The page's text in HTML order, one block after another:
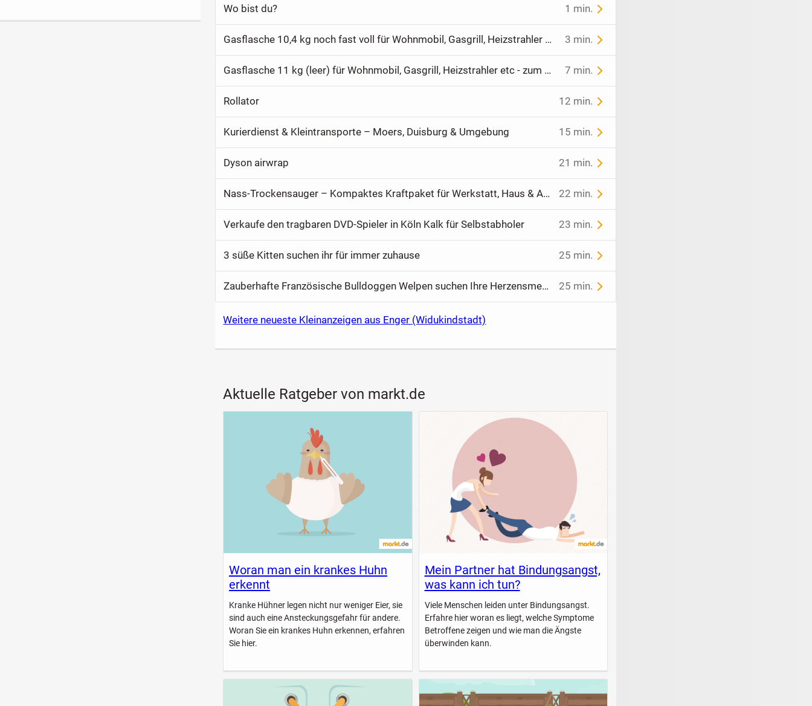
Wo bist du? 1 min.
Gasflasche 10,4 kg noch fast voll für Wohnmobil, Gasgrill, Heizstrahler etc 3 min.
Gasflasche 11 kg (leer) für Wohnmobil, Gasgrill, Heizstrahler etc - zum Wiederbefüllen in jedem Baumarkt 7 min.
Rollator 12 min.
Kurierdienst & Kleintransporte – Moers, Duisburg & Umgebung 15 min.
Dyson airwrap 21 min.
Nass-Trockensauger – Kompaktes Kraftpaket für Werkstatt, Haus & Auto 22 min.
Verkaufe den tragbaren DVD-Spieler in Köln Kalk für Selbstabholer 23 min.
3 süße Kitten suchen ihr für immer zuhause 25 min.
Zauberhafte Französische Bulldoggen Welpen suchen Ihre Herzensmenschen 25 min.
Weitere neueste Kleinanzeigen aus Enger (Widukindstadt)
Aktuelle Ratgeber von markt.de
Woran man ein krankes Huhn
erkennt
Kranke Hühner legen nicht nur weniger Eier, sie
sind auch eine Ansteckungsgefahr für andere.
Woran Sie ein krankes Huhn erkennen, erfahren
Sie hier.
Mein Partner hat Bindungsangst,
was kann ich tun?
Viele Menschen leiden unter Bindungsangst.
Erfahre hier woran es liegt, welche Symptome
Betroffene zeigen und wie man die Ängste
überwinden kann.